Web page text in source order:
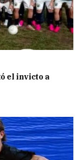
el invicto a